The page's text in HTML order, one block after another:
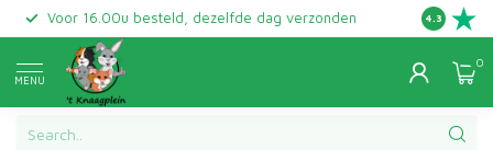
Voor 16.00u besteld, dezelfde dag verzonden Gratis
4.3
MENU
0